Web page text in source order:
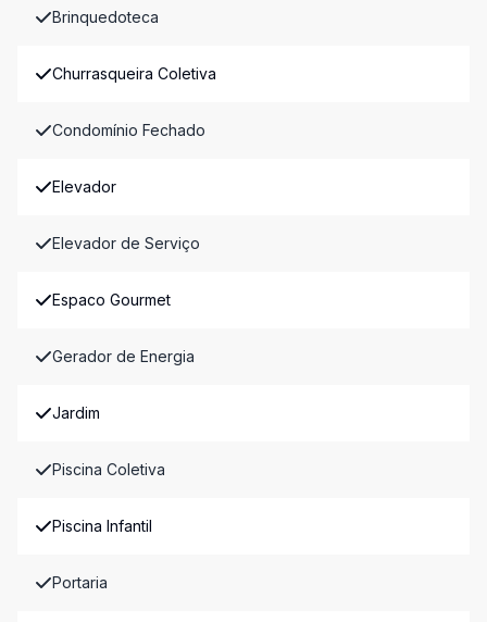
Brinquedoteca
Churrasqueira Coletiva
Condomínio Fechado
Elevador
Elevador de Serviço
Espaco Gourmet
Gerador de Energia
Jardim
Piscina Coletiva
Piscina Infantil
Portaria